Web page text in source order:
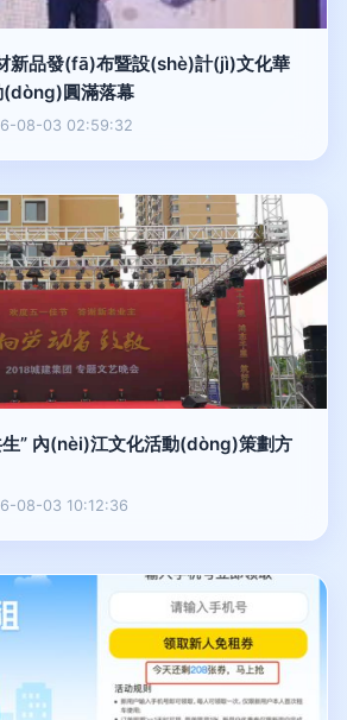
新品發(fā)布暨設(shè)計(jì)文化華
(dòng)圓滿落幕
08-03 02:59:32
生” 內(nèi)江文化活動(dòng)策劃方
08-03 10:12:36